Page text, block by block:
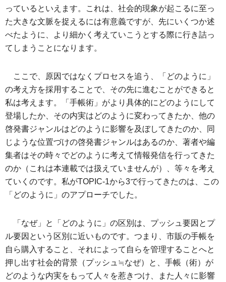
っているといえます。これは、社会的現象が起こるに至っ
た大きな文脈を捉えるには有意義ですが、先にいくつか述
べたように、より細かく考えていこうとする際に行き詰っ
てしまうことになります。
ここで、原因ではなくプロセスを追う、「どのように」
の考え方を採用することで、その先に進むことができると
私は考えます。「手帳術」がより具体的にどのようにして
登場したか、その内実はどのように変わってきたか、他の
啓発書ジャンルはどのように影響を及ぼしてきたのか、同
じような位置づけの啓発書ジャンルはあるのか、著者や編
集者はその時々でどのように考えて情報発信を行ってきた
のか（これは本連載では扱えていませんが）、等々を考え
ていくのです。私がTOPIC-1から3で行ってきたのは、この
「どのように」のアプローチでした。
「なぜ」と「どのように」の区別は、プッシュ要因とプ
ル要因という区別に近いものです。つまり、市販の手帳を
自ら購入すること、それによって自らを管理することへと
押し出す社会的背景（プッシュ≒なぜ）と、手帳（術）が
どのような内実をもって人々を惹きつけ、また人々に影響